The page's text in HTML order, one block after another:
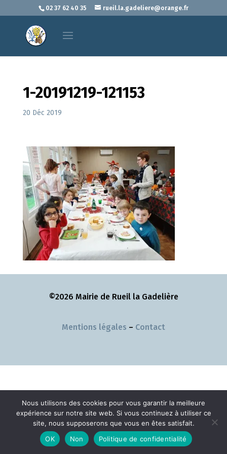
02 37 62 40 35 rueil.la.gadeliere@orange.fr
1-20191219-121153
20 Déc 2019
©2026 Mairie de Rueil la Gadelière
Mentions légales – Contact
Nous utilisons des cookies pour vous garantir la meilleure
expérience sur notre site web. Si vous continuez à utiliser ce
site, nous supposerons que vous en êtes satisfait.
OK
Non Politique de confidentialité